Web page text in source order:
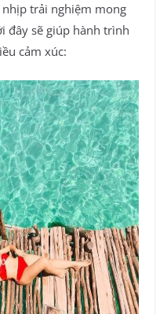
trải nghiệm mong
đây sẽ giúp hành trình
cảm xúc: